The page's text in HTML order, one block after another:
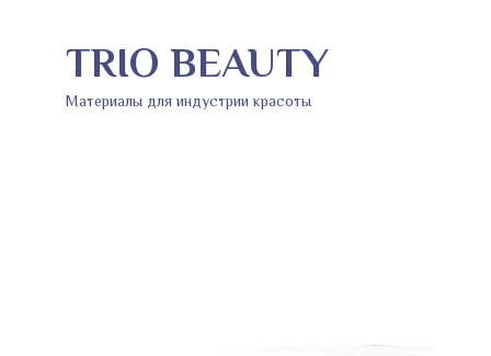
TRIO BEAUTY
Материалы для индустрии красоты